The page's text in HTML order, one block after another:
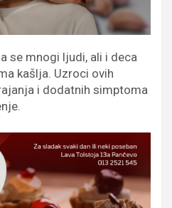
se mnogi ljudi, ali i deca
kašlja. Uzroci ovih
i dodatnih simptoma